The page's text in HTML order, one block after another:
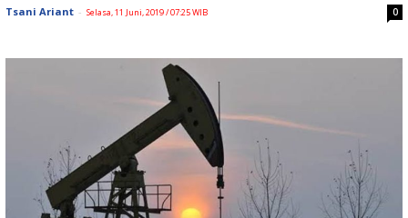
Tsani Ariant - Selasa, 11 Juni, 2019 / 07:25 WIB 0